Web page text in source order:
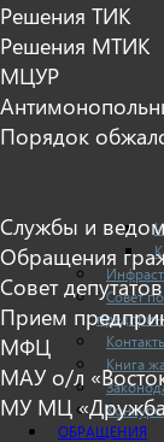
Совет
Книга
ОБРАЩЕНИЯ
Решения ТИК
Решения МТИК
МЦУР
Порядок
Службы и
Обращения
Совет депутатов
Прием
МФЦ
МАУ о/л
МУ МЦ